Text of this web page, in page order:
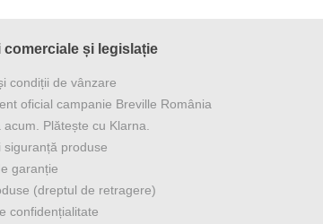
comerciale și legislație
condiții de vânzare
oficial campanie Breville România
acum. Plătește cu Klarna.
siguranță produse
garanție
(dreptul de retragere)
confidențialitate